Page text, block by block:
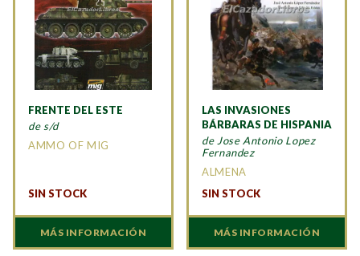
FRENTE DEL ESTE
de s/d
AMMO OF MIG
SIN STOCK
MÁS INFORMACIÓN
LAS INVASIONES
BÁRBARAS DE HISPANIA
de Jose Antonio Lopez
Fernandez
ALMENA
SIN STOCK
MÁS INFORMACIÓN